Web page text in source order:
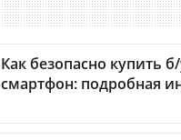
Как безопасно купить
смартфон: подробная